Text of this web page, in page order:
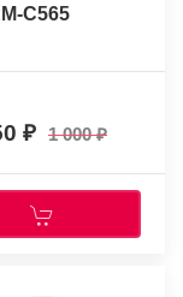
C565
1 000